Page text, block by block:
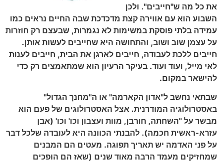
את כל מה ש"חייבים". ולכן
השבוע הוא עם אווירה קצת מדכדכת שבה החיים נראים כמו
עמידה בלתי פוסקת במשימות לא נגמרות, שבעצם רק חוזרות
על עצמן שוב ושוב, והתחושה היא שחייבים לעשות אותן.
חייבים ללכת לעבודה, חייבים לארגן את הבית, חייבים לענות
לאי מייל, ועוד ועוד. בעיקר הרעיון הוא שמתאמצים רק כדי
להישאר במקום.
שבתאי נחשב ל"אדון הקארמה" או ה"מחנך הגדול"
באסטרולוגיה המודרנית. אצל האסטרולוגים של פעם הוא
מבשר על "השחתה, חורבן, מוות ועצבון וכו' וכו' (אבן
עזרא-ראשית חכמה). להבנתי הכוונה היא לעובדה שלכל דבר
על פני האדמה יש תאריך תפוגה. מעטים הם המבנים
שמחזיקים מעמד הרבה מאוד שנים (שאז הם הופכים